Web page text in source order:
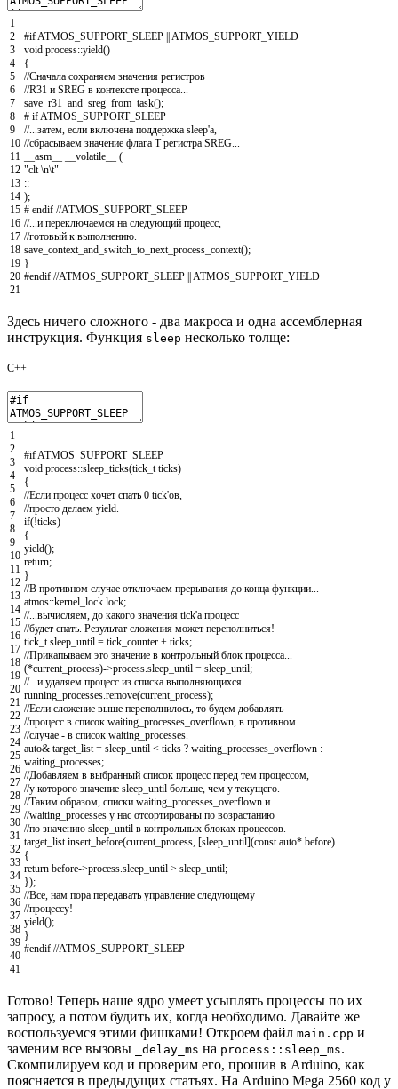
1
2
3
4
5
6
7
8
9
10
11
12
13
14
15
16
17
18
19
20
21
#if ATMOS_SUPPORT_SLEEP || ATMOS_SUPPORT_YIELD
void process::yield()
{
//Сначала сохраняем значения регистров
//R31 и SREG в контексте процесса...
save_r31_and_sreg_from_task();
# if ATMOS_SUPPORT_SLEEP
//...затем, если включена поддержка sleep'а,
//сбрасываем значение флага T регистра SREG...
__asm__
__volatile__
(
"clt \n\t"
::
);
# endif //ATMOS_SUPPORT_SLEEP
//...и переключаемся на следующий процесс,
//готовый к выполнению.
save_context_and_switch_to_next_process_context();
}
#endif //ATMOS_SUPPORT_SLEEP || ATMOS_SUPPORT_YIELD
Здесь ничего сложного - два макроса и одна ассемблерная
инструкция. Функция sleep несколько толще:
C++
1
2
3
4
5
6
7
8
9
10
11
12
13
14
15
16
17
18
19
20
21
22
23
24
25
26
27
28
29
30
31
32
33
34
35
36
37
38
39
40
41
#if ATMOS_SUPPORT_SLEEP
void process::sleep_ticks(tick_t ticks)
{
//Если процесс хочет спать 0 tick'ов,
//просто делаем yield.
if(!ticks)
{
yield();
return;
}
//В противном случае отключаем прерывания до конца функции...
atmos::kernel_lock lock;
//...вычисляем, до какого значения tick'а процесс
//будет спать. Результат сложения может переполниться!
tick_t sleep_until = tick_counter + ticks;
//Прикапываем это значение в контрольный блок процесса...
(*current_process)->process sleep_until = sleep_until;
//...и удаляем процесс из списка выполняющихся.
running_processes remove(current_process);
//Если сложение выше переполнилось, то будем добавлять
//процесс в список waiting_processes_overflown, в противном
//случае - в список waiting_processes.
auto& target_list = sleep_until < ticks ? waiting_processes_overflown :
waiting_processes;
//Добавляем в выбранный список процесс перед тем процессом,
//у которого значение sleep_until больше, чем у текущего.
//Таким образом, списки waiting_processes_overflown и
//waiting_processes у нас отсортированы по возрастанию
//по значению sleep_until в контрольных блоках процессов.
target_list insert_before(current_process [sleep_until](const auto* before)
{
return before->process sleep_until > sleep_until;
});
//Все, нам пора передавать управление следующему
//процессу!
yield();
}
#endif //ATMOS_SUPPORT_SLEEP
Готово! Теперь наше ядро умеет усыплять процессы по их
запросу, а потом будить их, когда необходимо. Давайте же
воспользуемся этими фишками! Откроем файл main.cpp и
заменим все вызовы
_delay_ms на process::sleep_ms.
Скомпилируем код и проверим его, прошив в Arduino, как
поясняется в предыдущих статьях. На Arduino Mega 2560 код у